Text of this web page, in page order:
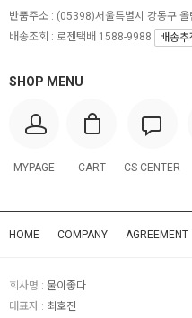
SHOP MENU
MYPAGE CART CS CENTER
반품주소 : (05398)서울특별시 강동구
배송조회 : 로젠택배 1588-9988
배송추
HOME COMPANY AGREEMENT
회사명 : 물이좋다
대표자 : 최호진